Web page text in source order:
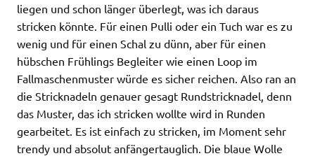
liegen und schon länger überlegt, was ich daraus
stricken könnte. Für einen Pulli oder ein Tuch war es zu
wenig und für einen Schal zu dünn, aber für einen
hübschen Frühlings Begleiter wie einen Loop im
Fallmaschenmuster würde es sicher reichen. Also ran an
die Stricknadeln genauer gesagt Rundstricknadel, denn
das Muster, das ich stricken wollte wird in Runden
gearbeitet. Es ist einfach zu stricken, im Moment sehr
trendy und absolut anfängertauglich. Die blaue Wolle